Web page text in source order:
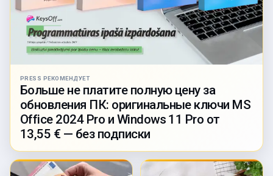
PRESS РЕКОМЕНДУЕТ
Больше не платите полную цену за
обновления ПК: оригинальные ключи MS
Office 2024 Pro и Windows 11 Pro от
13,55 € — без подписки